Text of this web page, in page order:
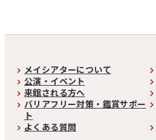
メイシアターについて
公演・イベント
来館される方へ
バリアフリー対策・鑑賞サポー
ト
よくある質問